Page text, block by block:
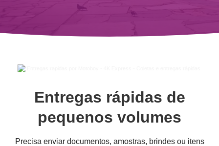
Entregas rápidas de
pequenos volumes
Precisa enviar documentos, amostras, brindes ou itens